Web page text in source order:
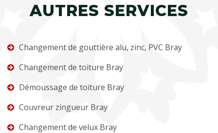
AUTRES SERVICES
Changement de gouttière alu, zinc, PVC Bray
Changement de toiture Bray
Démoussage de toiture Bray
Couvreur zingueur Bray
Changement de velux Bray